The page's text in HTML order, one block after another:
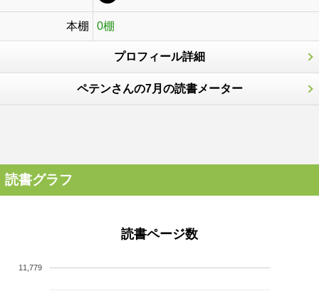
本棚 0棚
プロフィール詳細
ペテンさんの7月の読書メーター
読書グラフ
読書ページ数
11,779